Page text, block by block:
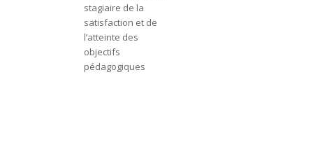
stagiaire de la
satisfaction et de
l’atteinte des
objectifs
pédagogiques